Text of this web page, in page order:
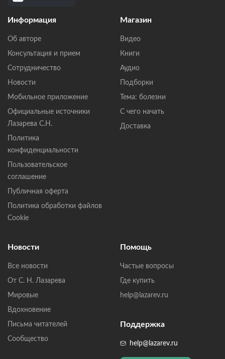
Информация
Об авторе
Консультация и прием
Сотрудничество
Новости
Мобильное приложение
Официальные источники
Лазарева С.Н.
Политика
конфиденциальности
Пользовательское
соглашение
Публичная оферта
Политика обработки файлов
Cookie
Магазин
Видео
Книги
Аудио
Подборки
Тема: болезни
С чего начать
Доставка
Новости
Все новости
От С. Н. Лазарева
Мировые
Вдохновение
Письма читателей
Сообщество
Помощь
Частые вопросы
Где купить
help@lazarev.ru
Поддержка
help@lazarev.ru